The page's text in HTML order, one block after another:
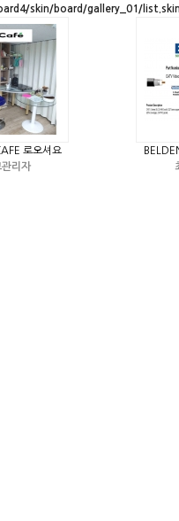
skin/board/gallery_01/
로오셔요
리자